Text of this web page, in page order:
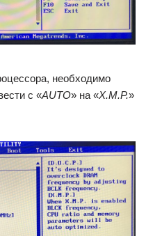
необходимо
c «AUTO» на «X.M.P.»